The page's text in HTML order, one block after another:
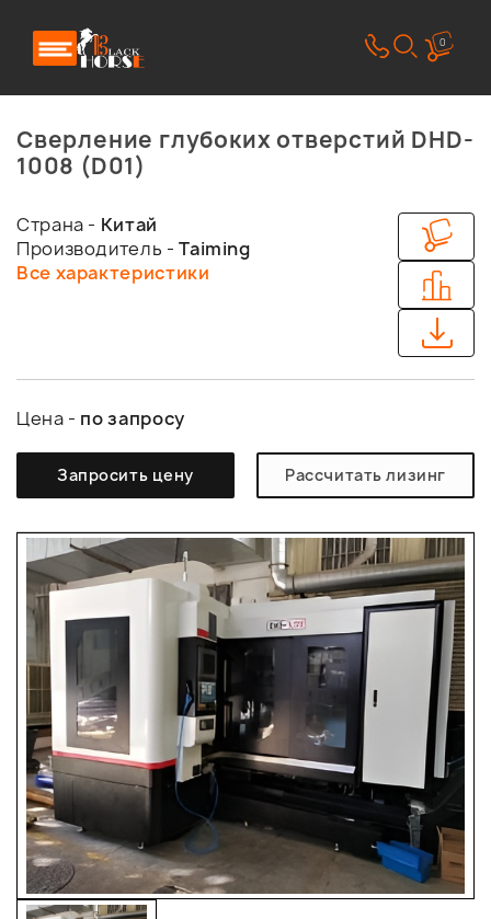
0
Сверление глубоких отверстий DHD-
1008 (D01)
Страна - Китай
Производитель -Taiming
Все характеристики
Цена - по запросу
Запросить цену Рассчитать лизинг